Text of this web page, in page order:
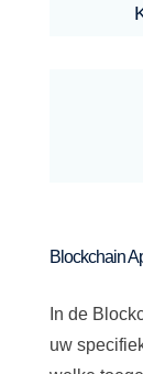
Blockchain
In de
uw